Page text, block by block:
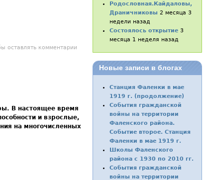
будем жить!
оставлять комментарии
В настоящее время
и взрослые,
на многочисленных
Родословная.Кайдаловы,
Драничниковы 2 месяца 3
недели назад
Состоялось открытие 3
месяца 1 неделя назад
Новые записи в блогах
Станция Фаленки в мае
1919 г. (продолжение)
События гражданской
войны на территории
Фаленского района.
Событие второе. Станция
Фаленки в мае 1919 г.
Школы Фаленского
района с 1930 по 2010 гг.
События гражданской
войны на территории